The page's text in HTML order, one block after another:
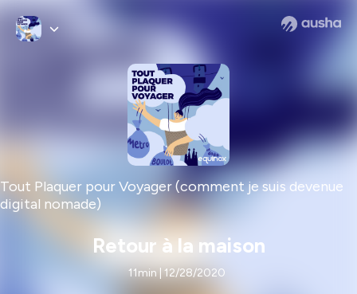
Tout Plaquer pour Voyager (comment je suis devenue
digital nomade)
Retour à la maison
11min | 12/28/2020